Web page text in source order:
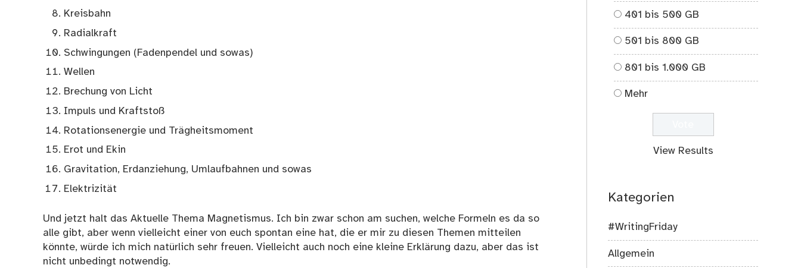
Kreisbahn
Radialkraft
Schwingungen (Fadenpendel und sowas)
Wellen
Brechung von Licht
Impuls und Kraftstoß
Rotationsenergie und Trägheitsmoment
Erot und Ekin
Gravitation, Erdanziehung, Umlaufbahnen und sowas
Elektrizität
Und jetzt halt das Aktuelle Thema Magnetismus. Ich bin zwar schon am suchen, welche Formeln es da so
alle gibt, aber wenn vielleicht einer von euch spontan eine hat, die er mir zu diesen Themen mitteilen
könnte, würde ich mich natürlich sehr freuen. Vielleicht auch noch eine kleine Erklärung dazu, aber das ist
nicht unbedingt notwendig.
401 bis 500 GB
501 bis 800 GB
801 bis 1.000 GB
Mehr
View Results
Kategorien
#WritingFriday
Allgemein